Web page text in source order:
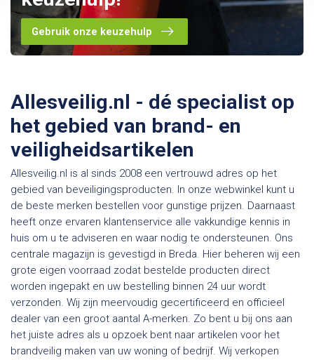
Gebruik onze keuzehulp
Allesveilig.nl - dé specialist op
het gebied van brand- en
veiligheidsartikelen
Allesveilig.nl is al sinds 2008 een vertrouwd adres op het
gebied van beveiligingsproducten. In onze webwinkel kunt u
de beste merken bestellen voor gunstige prijzen. Daarnaast
heeft onze ervaren klantenservice alle vakkundige kennis in
huis om u te adviseren en waar nodig te ondersteunen. Ons
centrale magazijn is gevestigd in Breda. Hier beheren wij een
grote eigen voorraad zodat bestelde producten direct
worden ingepakt en uw bestelling binnen 24 uur wordt
verzonden. Wij zijn meervoudig gecertificeerd en officieel
dealer van een groot aantal A-merken. Zo bent u bij ons aan
het juiste adres als u opzoek bent naar artikelen voor het
brandveilig maken van uw woning of bedrijf. Wij verkopen